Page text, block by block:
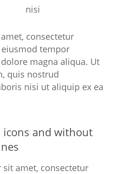
nisi
consectetur
tempor
magna aliqua. Ut
quis nostrud
nisi ut aliquip ex ea
icons and without
amet, consectetur